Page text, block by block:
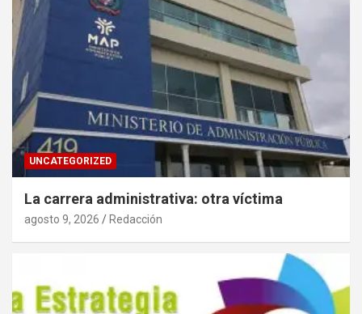
UNCATEGORIZED
La carrera administrativa: otra víctima
agosto 9, 2026 Redacción